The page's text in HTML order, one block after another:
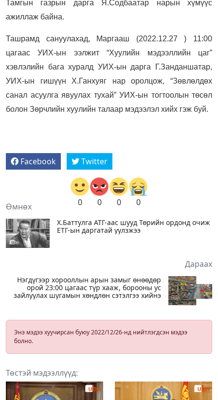
Тамгын газрын дарга Я.Содбаатар нарын хүмүүс
ажиллаж байна.
Ташрамд сануулахад, Маргааш (2022.12.27 ) 11:00
цагаас УИХ-ын ээлжит “Хуулийн мэдээллийн цаг”
хэвлэлийн бага хуралд УИХ-ын дарга Г.Занданшатар,
УИХ-ын гишүүн Х.Ганхуяг нар оролцож, “Зөвлөлдөх
санал асуулга явуулах тухай” УИХ-ын тогтоолын төсөл
болон Зөрчлийн хуулийн талаар мэдээлэл хийх гэж буй.
Facebook Twitter
0 0 0 0
Өмнөх
Х.Баттулга АТГ-аас шууд Төрийн ордонд очиж
ЕТГ-ын даргатай уулзжээ
Дараах
Нэгдүгээр хорооллын арын замыг өнөөдөр
орой 23:00 цагаас түр хааж, борооны ус
зайлуулах шугамын хөндлөн сэтэлгээ хийнэ
Энэ мэдээ хуучирсан буюу 2022/12/26-нд нийтлэгдсэн мэдээ
болно.
Төстэй мэдээллүүд: